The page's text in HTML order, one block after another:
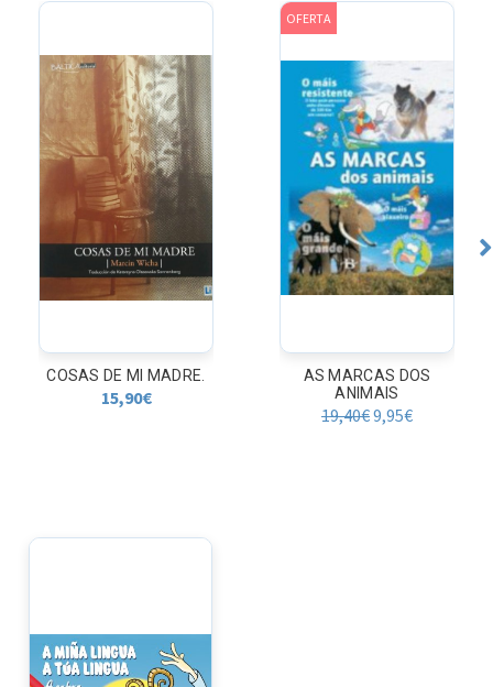
AS MARCAS DOS
ANIMAIS
JABONES
ARTESANALES. COMO
HACER JABON CASERO
CON...